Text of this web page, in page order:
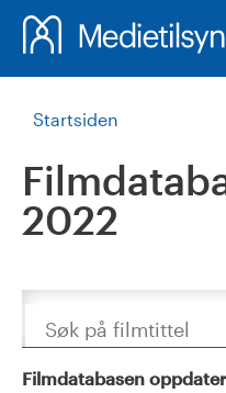
Startsiden
2022
Søk
Filmdatabasen